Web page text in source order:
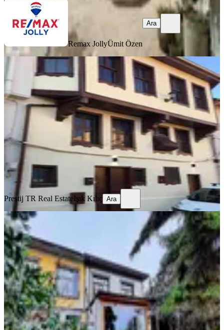
Remax JollyÜmit Özen
Ara
BALKONLU
Yeşil Mahallesinde 3 Katlı 4+1 150 M2
Satılık Konak
Bursa, Yıldırım
3+1·180 m²·13.07.2026
5.590.000 ₺
Prestij TR Real Estate Işık Kılıç
Ara
Prestij TR Real EstateIşık Kılıç Ara
MANZARALI
Trabzon Akçaabat Orta Mahalle'de
Trabzon, Akçaabat
3+2·353 m²·09.07.2026
15.000.000 ₺